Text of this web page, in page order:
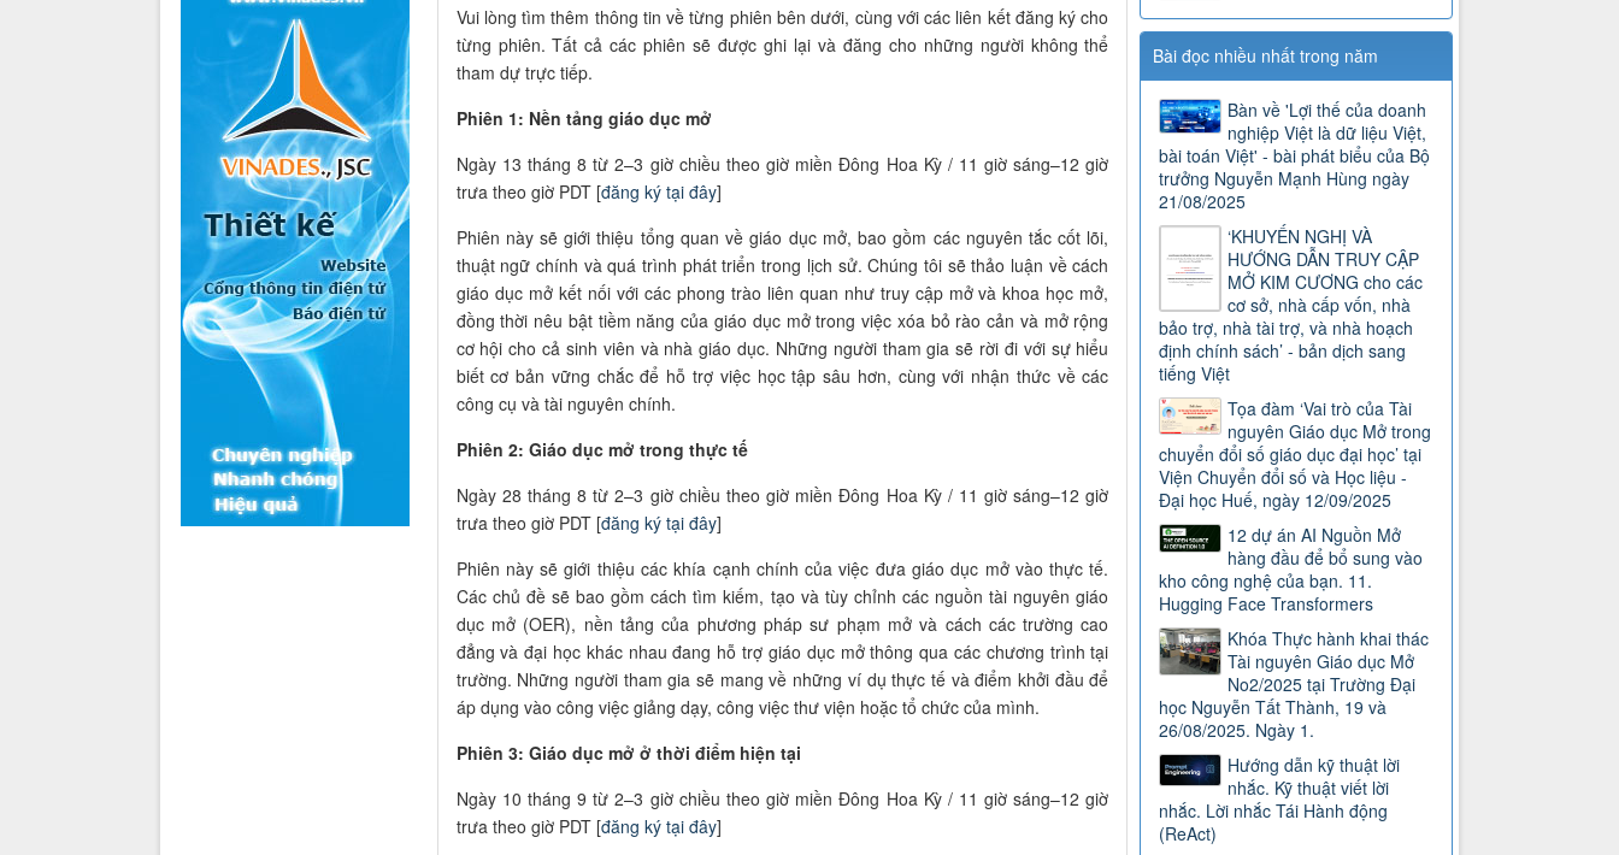
Vui lòng tìm thêm thông tin về từng phiên bên dưới, cùng với các liên kết đăng ký cho
từng phiên. Tất cả các phiên sẽ được ghi lại và đăng cho những người không thể
tham dự trực tiếp.
Phiên 1: Nền tảng giáo dục mở
Ngày 13 tháng 8 từ 2–3 giờ chiều theo giờ miền Đông Hoa Kỳ / 11 giờ sáng–12 giờ
trưa theo giờ PDT [đăng ký tại đây]
Phiên này sẽ giới thiệu tổng quan về giáo dục mở, bao gồm các nguyên tắc cốt lõi,
thuật ngữ chính và quá trình phát triển trong lịch sử. Chúng tôi sẽ thảo luận về cách
giáo dục mở kết nối với các phong trào liên quan như truy cập mở và khoa học mở,
đồng thời nêu bật tiềm năng của giáo dục mở trong việc xóa bỏ rào cản và mở rộng
cơ hội cho cả sinh viên và nhà giáo dục. Những người tham gia sẽ rời đi với sự hiểu
biết cơ bản vững chắc để hỗ trợ việc học tập sâu hơn, cùng với nhận thức về các
công cụ và tài nguyên chính.
Phiên 2: Giáo dục mở trong thực tế
Ngày 28 tháng 8 từ 2–3 giờ chiều theo giờ miền Đông Hoa Kỳ / 11 giờ sáng–12 giờ
trưa theo giờ PDT [đăng ký tại đây]
Phiên này sẽ giới thiệu các khía cạnh chính của việc đưa giáo dục mở vào thực tế.
Các chủ đề sẽ bao gồm cách tìm kiếm, tạo và tùy chỉnh các nguồn tài nguyên giáo
dục mở (OER), nền tảng của phương pháp sư phạm mở và cách các trường cao
đẳng và đại học khác nhau đang hỗ trợ giáo dục mở thông qua các chương trình tại
trường. Những người tham gia sẽ mang về những ví dụ thực tế và điểm khởi đầu để
áp dụng vào công việc giảng dạy, công việc thư viện hoặc tổ chức của mình.
Phiên 3: Giáo dục mở ở thời điểm hiện tại
Ngày 10 tháng 9 từ 2–3 giờ chiều theo giờ miền Đông Hoa Kỳ / 11 giờ sáng–12 giờ
trưa theo giờ PDT [đăng ký tại đây]
Bài đọc nhiều nhất trong năm
Bàn về 'Lợi thế của doanh
nghiệp Việt là dữ liệu Việt,
bài toán Việt' - bài phát biểu của Bộ
trưởng Nguyễn Mạnh Hùng ngày
21/08/2025
‘KHUYẾN NGHỊ VÀ
HƯỚNG DẪN TRUY CẬP
MỞ KIM CƯƠNG cho các
cơ sở, nhà cấp vốn, nhà
bảo trợ, nhà tài trợ, và nhà hoạch
định chính sách’ - bản dịch sang
tiếng Việt
Tọa đàm ‘Vai trò của Tài
nguyên Giáo dục Mở trong
chuyển đổi số giáo dục đại học’ tại
Viện Chuyển đổi số và Học liệu -
Đại học Huế, ngày 12/09/2025
12 dự án AI Nguồn Mở
hàng đầu để bổ sung vào
kho công nghệ của bạn. 11.
Hugging Face Transformers
Khóa Thực hành khai thác
Tài nguyên Giáo dục Mở
No2/2025 tại Trường Đại
học Nguyễn Tất Thành, 19 và
26/08/2025. Ngày 1.
Hướng dẫn kỹ thuật lời
nhắc. Kỹ thuật viết lời
nhắc. Lời nhắc Tái Hành động
(ReAct)